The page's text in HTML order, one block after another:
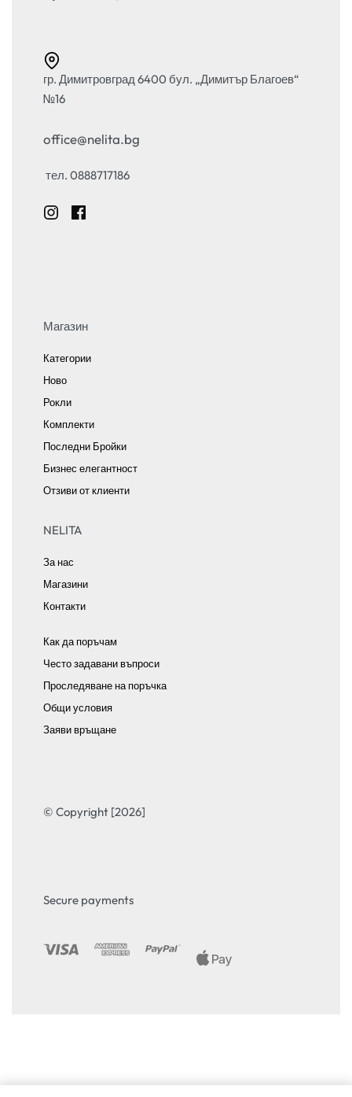
гр. Димитровград 6400 бул. „Димитър Благоев“
№16
office@nelita.bg
тел. 0888717186
Магазин
Категории
Ново
Рокли
Комплекти
Последни Бройки
Бизнес елегантност
Отзиви от клиенти
NELITA
За нас
Магазини
Контакти
Как да поръчам
Често задавани въпроси
Проследяване на поръчка
Общи условия
Заяви връщане
© Copyright [2026]
Secure payments